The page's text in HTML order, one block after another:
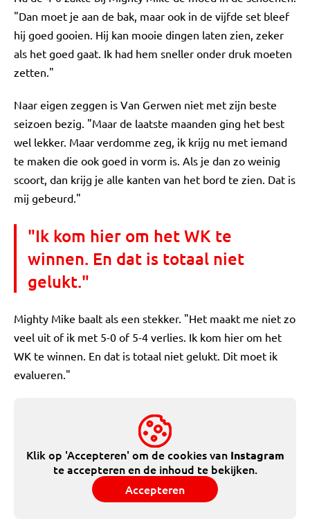
"Dan moet je aan de bak, maar ook in de vijfde set bleef
hij goed gooien. Hij kan mooie dingen laten zien, zeker
als het goed gaat. Ik had hem sneller onder druk moeten
zetten."
Naar eigen zeggen is Van Gerwen niet met zijn beste
seizoen bezig. "Maar de laatste maanden ging het best
wel lekker. Maar verdomme zeg, ik krijg nu met iemand
te maken die ook goed in vorm is. Als je dan zo weinig
scoort, dan krijg je alle kanten van het bord te zien. Dat is
mij gebeurd."
"Ik kom hier om het WK te
winnen. En dat is totaal niet
gelukt."
Mighty Mike baalt als een stekker. "Het maakt me niet zo
veel uit of ik met 5-0 of 5-4 verlies. Ik kom hier om het
WK te winnen. En dat is totaal niet gelukt. Dit moet ik
evalueren."
Klik op 'Accepteren' om de cookies van Instagram
te accepteren en de inhoud te bekijken.
Accepteren